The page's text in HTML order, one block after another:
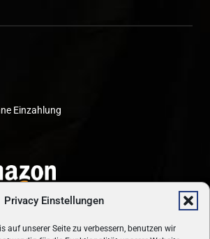
Privacy Einstellungen
auf unserer Seite zu verbessern, benutzen wir
Einzahlung